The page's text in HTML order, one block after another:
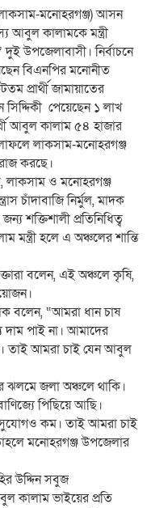
মনোহরগঞ্জ) আসন
আবুল কালামকে মন্ত্রী
উপজেলাবাসী। নির্বাচনে
বিএনপির মনোনীত
প্রার্থী জামায়াতের
সিদ্দিকী পেয়েছেন ১ লাখ
আবুল কালাম ৫৪ হাজার
লাকসাম-মনোহরগঞ্জ
করছে।
লাকসাম ও মনোহরগঞ্জ
চাঁদাবাজি নির্মুল, মাদক
শক্তিশালী প্রতিনিধিত্ব
হলে এ অঞ্চলের শান্তি
বলেন, এই অঞ্চলে কৃষি,
বলেন, “আমরা ধান চাষ
দাম পাই না। আমাদের
তাই আমরা চাই যেন আবুল
জলা অঞ্চলে থাকি।
পিছিয়ে আছি।
সুযোগও কম। তাই আমরা চাই
মনোহরগঞ্জ উপজেলার
উদ্দিন সবুজ
কালাম ভাইয়ের প্রতি